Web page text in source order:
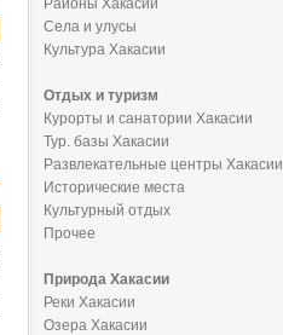
Районы Хакасии
Села и улусы
Культура Хакасии
Отдых и туризм
Курорты и санатории Хакасии
Тур. базы Хакасии
Развлекательные центры Хакасии
Исторические места
Культурный отдых
Прочее
Природа Хакасии
Реки Хакасии
Озера Хакасии